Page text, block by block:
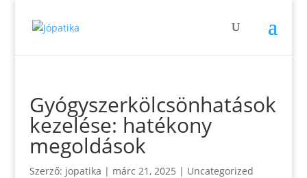
Gyógyszerkölcsönhatások
kezelése: hatékony
megoldások
Szerző: jopatika | márc 21, 2025 | Uncategorized